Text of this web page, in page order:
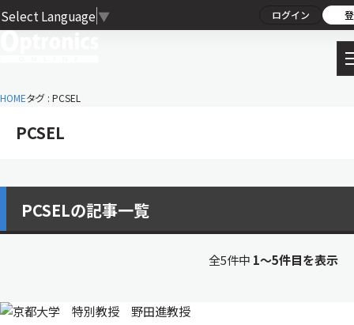
Select Language ▼ ログイン
HOMEタグ : PCSEL
PCSEL
PCSELの記事一覧
全5件中 1〜5件目を表示